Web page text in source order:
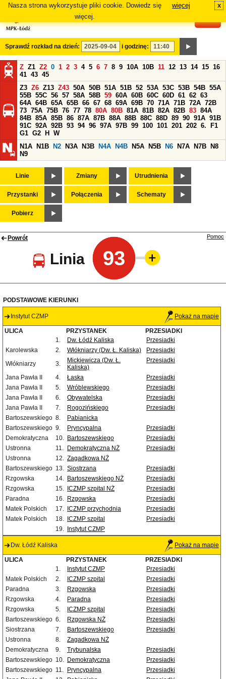
Nasza strona wykorzystuje pliki cookie. Dowiedz się
więcej.
więcej x
Sprawdź rozkład na dzień: i godzinę:
Z Z1 Z2 0 1 2 3 4 5 6 7 8 9 10A 10B 11 12 13 14 15 16
41 43 45
Z3 Z6 Z13 Z43 50A 50B 51A 51B 52 53A 53C 53B 54B 55A
55B 55C 56 57 58A 58B 59 60A 60B 60C 60D 61 62 63
64A 64B 65A 65B 66 67 68 69A 69B 70 71A 71B 72A 72B
73 75A 75B 76 77 78 80A 80B 81A 81B 82A 82B 83 84A
84B 85A 85B 86 87A 87B 88A 88B 88C 88D 89 90 91A 91B
91C 92A 92B 93 94 96 97A 97B 99 100 101 201 202 6.
F1
G1 G2 H
W
N1A
N1B N2 N3A N3B N4A N4B N5A N5B N6 N7A N7B
N8
N9
Linie Zmiany Utrudnienia
Przystanki Połączenia Schematy
Pobierz
Powrót
Linia 93
Pomoc
PODSTAWOWE KIERUNKI
Instytut CZMP Pokaż na mapie
ULICA PRZYSTANEK
PRZESIADKI
1.
Dw. Łódź Kaliska
Przesiadki
Karolewska
2. Włókniarzy (Dw. Ł. Kaliska)
Przesiadki
Włókniarzy
3.
Mickiewicza (Dw. Ł.
Kaliska)
Przesiadki
Jana Pawła II 4. Łaska
Przesiadki
Jana Pawła II
5. Wróblewskiego
Przesiadki
Jana Pawła II
6. Obywatelska
Przesiadki
Jana Pawła II
7. Rogozińskiego
Przesiadki
Bartoszewskiego 8.
Pabianicka
Bartoszewskiego 9. Pryncypalna
Przesiadki
Demokratyczna
10. Bartoszewskiego
Przesiadki
Ustronna
11. Demokratyczna NŻ
Przesiadki
Ustronna
12. Zagadkowa NŻ
Bartoszewskiego 13. Siostrzana
Przesiadki
Rzgowska
14. Bartoszewskiego NŻ
Przesiadki
Rzgowska
15. ICZMP szpital NŻ
Przesiadki
Paradna
16. Rzgowska
Przesiadki
Matek Polskich
17. ICZMP przychodnia
Przesiadki
Matek Polskich
18. ICZMP szpital
Przesiadki
19.
Instytut CZMP
Dw. Łódź Kaliska Pokaż na mapie
ULICA PRZYSTANEK
PRZESIADKI
1.
Instytut CZMP
Przesiadki
Matek Polskich
2. ICZMP szpital
Przesiadki
Paradna
3. Rzgowska
Przesiadki
Rzgowska
4. Paradna
Przesiadki
Rzgowska
5. ICZMP szpital
Przesiadki
Bartoszewskiego 6. Rzgowska NŻ
Przesiadki
Siostrzana
7. Bartoszewskiego
Przesiadki
Ustronna
8.
Zagadkowa NŻ
Demokratyczna
9. Trybunalska
Przesiadki
Bartoszewskiego 10. Demokratyczna
Przesiadki
Bartoszewskiego 11. Pryncypalna
Przesiadki